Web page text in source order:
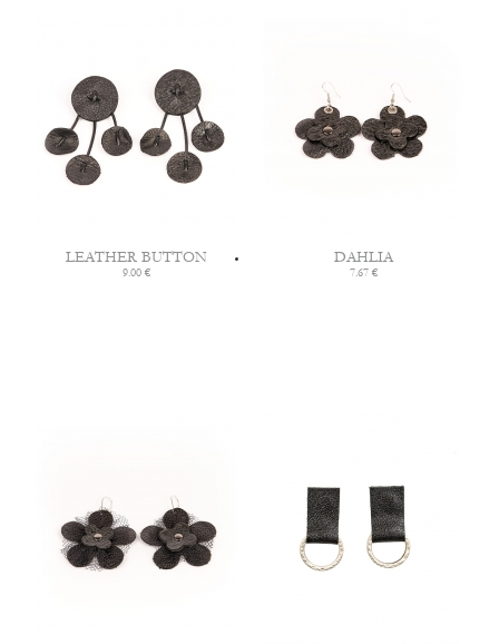
LEATHER BUTTON
9.00 €
DAHLIA
7.67 €